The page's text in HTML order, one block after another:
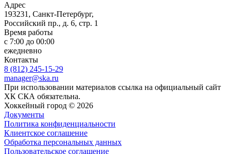
Адрес
193231, Санкт-Петербург,
Российский пр., д. 6, стр. 1
Время работы
с 7:00 до 00:00
ежедневно
Контакты
8 (812) 245-15-29
manager@ska.ru
При использовании материалов ссылка на официальный сайт
ХК СКА обязательна.
Хоккейный город © 2026
Документы
Политика конфиденциальности
Клиентское соглашение
Обработка персональных данных
Пользовательское соглашение